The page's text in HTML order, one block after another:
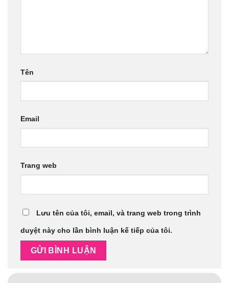
Tên
Email
Trang web
Lưu tên của tôi, email, và trang web trong trình
duyệt này cho lần bình luận kế tiếp của tôi.